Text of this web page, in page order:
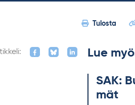
Tulosta
Lue
SAK:
mät